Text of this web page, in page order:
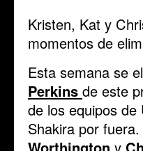
Kristen, Kat y
momentos de
Esta semana se
Perkins de este
de los equipos
Shakira por